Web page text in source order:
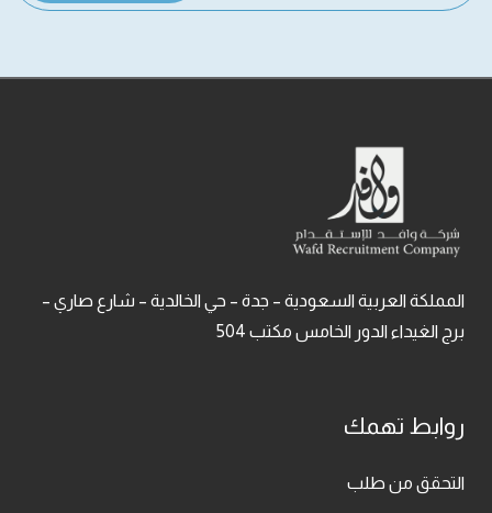
المملكة العربية السعودية – جدة – حي الخالدية – شارع صاري –
برج الغيداء الدور الخامس مكتب 504
روابط تهمك
التحقق من طلب